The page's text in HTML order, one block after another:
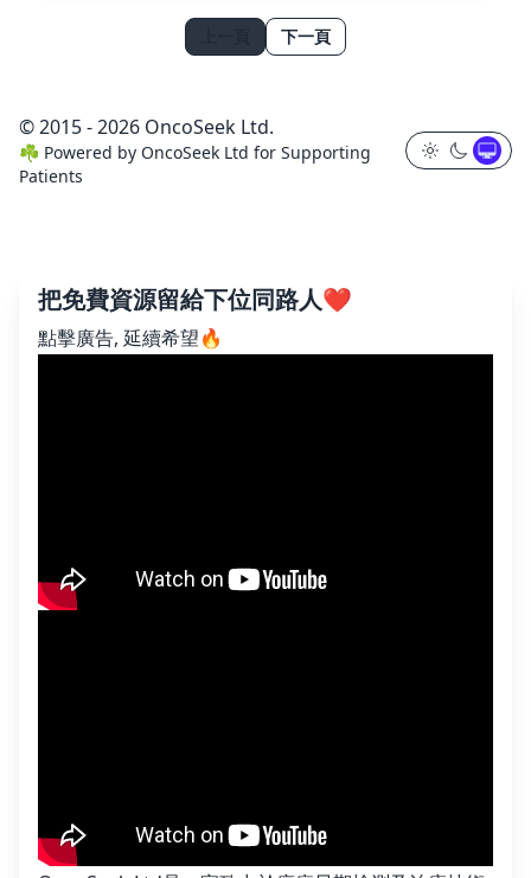
下一頁
© 2015 - 2026 OncoSeek Ltd.
☘️ Powered by OncoSeek Ltd for Supporting
Patients
把免費資源留給下位同路人❤️
點擊廣告, 延續希望🔥